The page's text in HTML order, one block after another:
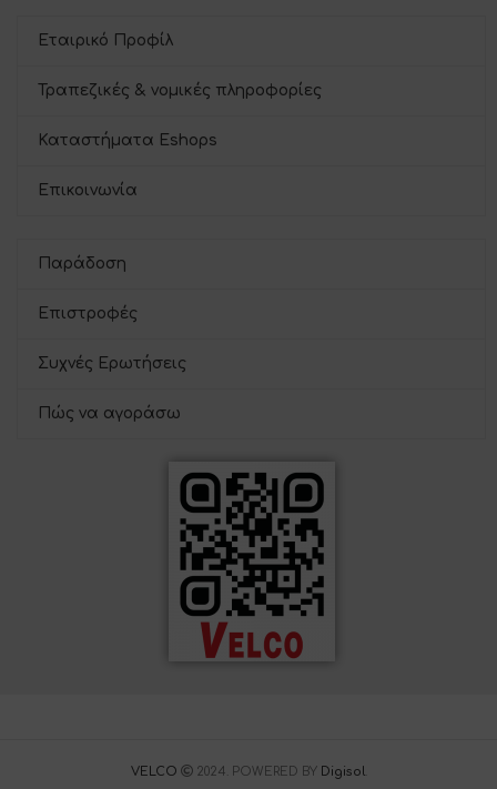
Εταιρικό Προφίλ
Τραπεζικές & νομικές πληροφορίες
Καταστήματα Eshops
Επικοινωνία
Παράδοση
Επιστροφές
Συχνές Ερωτήσεις
Πώς να αγοράσω
VELCO 2024. POWERED BY Digisol.